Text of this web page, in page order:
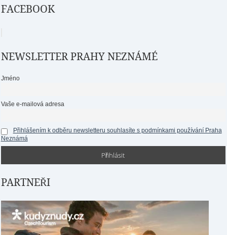
FACEBOOK
NEWSLETTER PRAHY NEZNÁMÉ
Jméno
Vaše e-mailová adresa
Přihlášením k odběru newsletteru souhlasíte s podmínkami používání Praha
Neznámá
PARTNEŘI